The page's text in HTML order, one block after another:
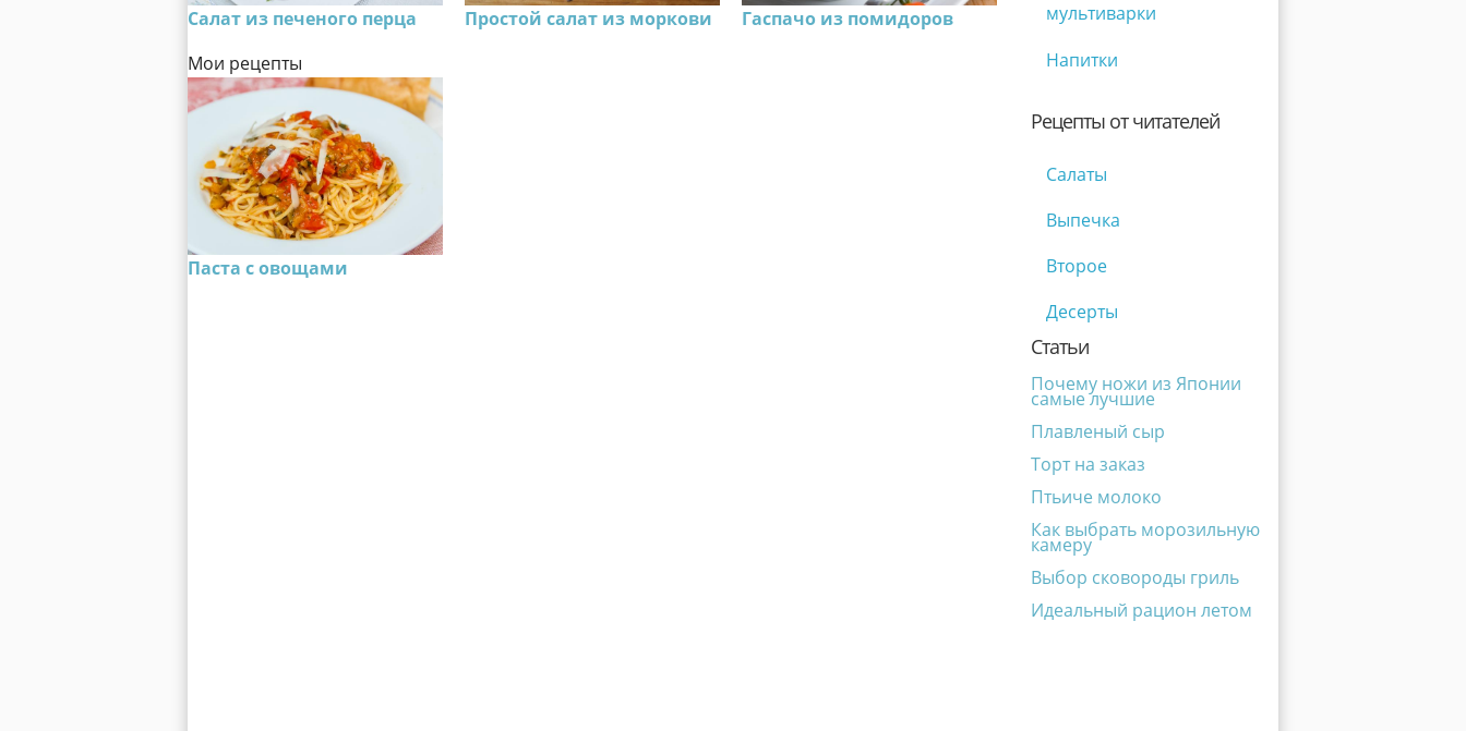
Салат из печеного перца Простой салат из моркови
Гаспачо из помидоров
Мои рецепты
Паста с овощами
мультиварки
Напитки
Рецепты от читателей
Салаты
Выпечка
Второе
Десерты
Статьи
Почему ножи из Японии
самые лучшие
Плавленый сыр
Торт на заказ
Птьиче молоко
Как выбрать морозильную
камеру
Выбор сковороды гриль
Идеальный рацион летом